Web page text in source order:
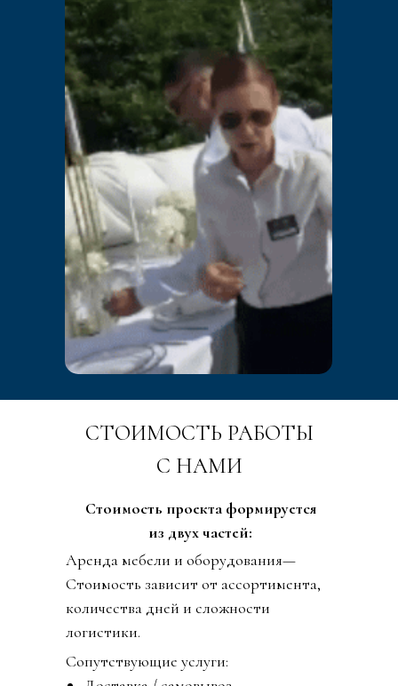
СТОИМОСТЬ РАБОТЫ
С НАМИ
Стоимость проекта формируется
из двух частей:
Аренда мебели и оборудования—
Стоимость зависит от ассортимента,
количества дней и сложности
логистики.
Сопутствующие услуги: